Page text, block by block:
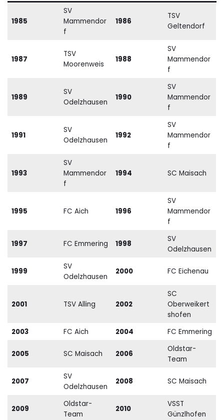
1985
SV
Mammendor
f
1986
TSV
Geltendorf
1987
TSV
Moorenweis
1988
SV
Mammendor
f
1989
SV
Odelzhausen
1990
SV
Mammendor
f
1991
SV
Odelzhausen
1992
SV
Mammendor
f
1993
SV
Mammendor
f
1994 SC Maisach
1995 FC Aich 1996
SV
Mammendor
f
1997 FC Emmering 1998
SV
Odelzhausen
1999
SV
Odelzhausen
2000 FC Eichenau
2001 TSV Alling 2002
SC
Oberweikert
shofen
2003
FC Aich 2004 FC Emmering
2005 SC Maisach 2006
Oldstar-
Team
2007
SV
Odelzhausen
2008 SC Maisach
2009
Oldstar-
Team
2010
VSST
Günzlhofen